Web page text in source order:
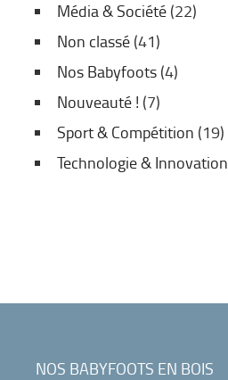
Média & Société (22)
Non classé (41)
Nos Babyfoots (4)
Nouveauté ! (7)
Sport & Compétition (19)
Technologie & Innovation
NOS BABYFOOTS EN BOIS